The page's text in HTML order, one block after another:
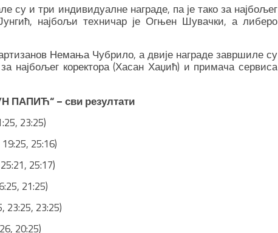
су и три индивидуалне награде, па је тако за најбољег
најбољи техничар је Огњен Шувачки, а либеро
Немања Чубрило, а двије награде завршиле су
најбољег коректора (Хасан Хаџић) и примача сервиса
– сви резултати
23:25)
25:16)
25:17)
21:25)
23:25, 23:25)
20:25)